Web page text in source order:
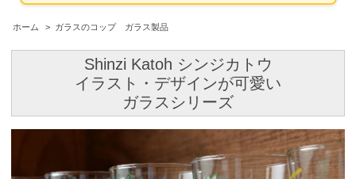
ホーム > ガラスのコップ ガラス製品
Shinzi Katoh シンジカトウ
イラスト・デザインが可愛い
ガラスシリーズ